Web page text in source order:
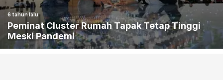
6 tahun lalu
Peminat Cluster Rumah Tapak Tetap Tinggi
Meski Pandemi